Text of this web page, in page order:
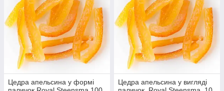
Цедра апельсина у формі
Цедра апельсина у вигляді